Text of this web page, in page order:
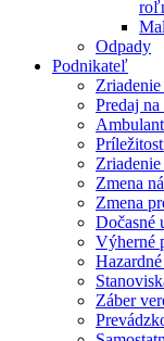
Odpady
Podnikateľ
Predaj
Zmena
Zmena
Dočasné
Výherné
Záber